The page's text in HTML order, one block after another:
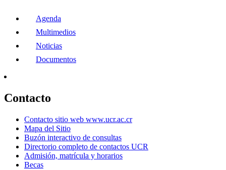
Agenda
Multimedios
Noticias
Documentos
Contacto
Contacto sitio web www.ucr.ac.cr
Mapa del Sitio
Buzón interactivo de consultas
Directorio completo de contactos UCR
Admisión, matrícula y horarios
Becas